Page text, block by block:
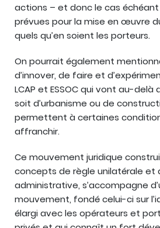
actions – et donc le cas
prévues pour la mise en œuvre
quels qu’en soient les porteurs.
On pourrait également
d’innover, de faire et
LCAP et ESSOC qui vont au-delà
soit d’urbanisme ou de
permettent à certaines
affranchir.
Ce mouvement juridique
concepts de règle unilatérale et
administrative, s’accompagne
mouvement, fondé celui-ci sur
élargi avec les opérateurs et